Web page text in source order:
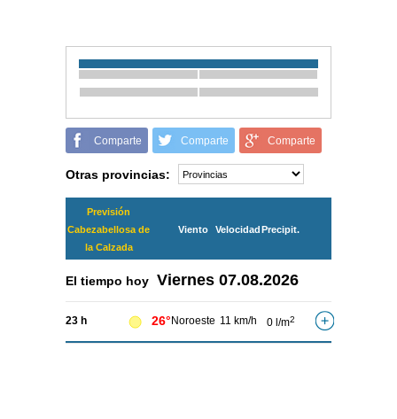
Comparte Comparte Comparte
Otras provincias:
Previsión
Cabezabellosa de
la Calzada
Viento Velocidad Precipit.
El tiempo hoy Viernes 07.08.2026
23 h 26° Noroeste 11 km/h 0 l/m2